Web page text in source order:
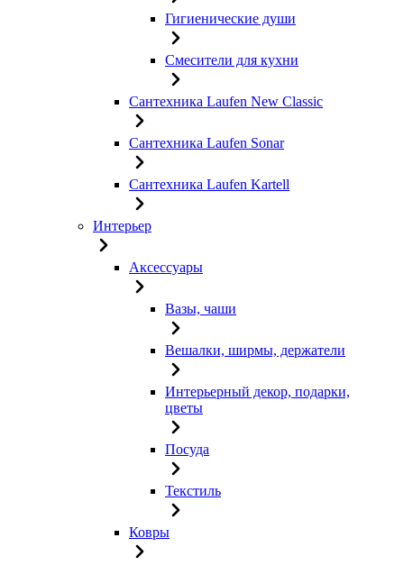
Гигиенические души
Смесители для кухни
Сантехника Laufen New Classic
Сантехника Laufen Sonar
Сантехника Laufen Kartell
Интерьер
Аксессуары
Вазы, чаши
Вешалки, ширмы, держатели
Интерьерный декор, подарки,
цветы
Посуда
Текстиль
Ковры